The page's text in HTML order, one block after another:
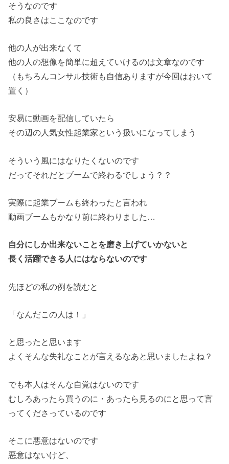
そうなのです
私の良さはここなのです
他の人が出来なくて
他の人の想像を簡単に超えていけるのは文章なのです
（もちろんコンサル技術も自信ありますが今回はおいて
置く）
安易に動画を配信していたら
その辺の人気女性起業家という扱いになってしまう
そういう風にはなりたくないのです
だってそれだとブームで終わるでしょう？？
実際に起業ブームも終わったと言われ
動画ブームもかなり前に終わりました…
自分にしか出来ないことを磨き上げていかないと
長く活躍できる人にはならないのです
先ほどの私の例を読むと
「なんだこの人は！」
と思ったと思います
よくそんな失礼なことが言えるなあと思いましたよね？
でも本人はそんな自覚はないのです
むしろあったら買うのに・あったら見るのにと思って言
ってくださっているのです
そこに悪意はないのです
悪意はないけど、